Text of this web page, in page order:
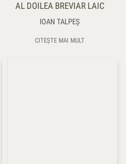
AL DOILEA BREVIAR LAIC
IOAN TALPEŞ
CITEȘTE MAI MULT